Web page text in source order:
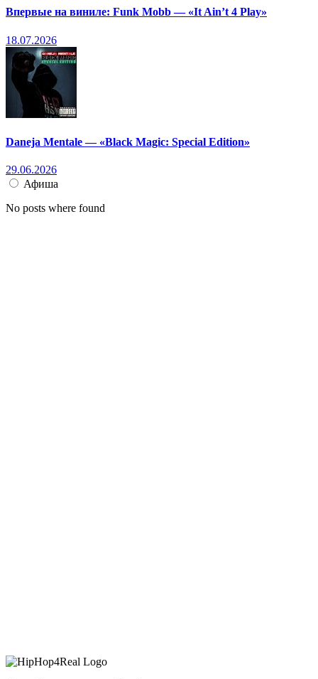
Впервые на виниле: Funk Mobb — «It Ain’t 4 Play»
18.07.2026
Daneja Mentale — «Black Magic: Special Edition»
29.06.2026
Афиша
No posts where found